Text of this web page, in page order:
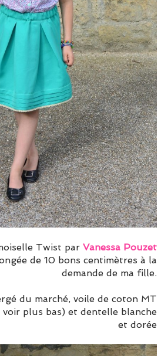
Twist parVanessa Pouzet
de 10 bons centimètres à la
demande de ma fille.
du marché, voile de coton MT
plus bas) et dentelle blanche
et dorée